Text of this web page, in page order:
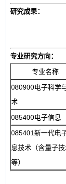
研究成果：
专业研究方向：
专业名称
080900电子科学
术
085400电子信息
085401新一代电
息技术（含量子技
等）